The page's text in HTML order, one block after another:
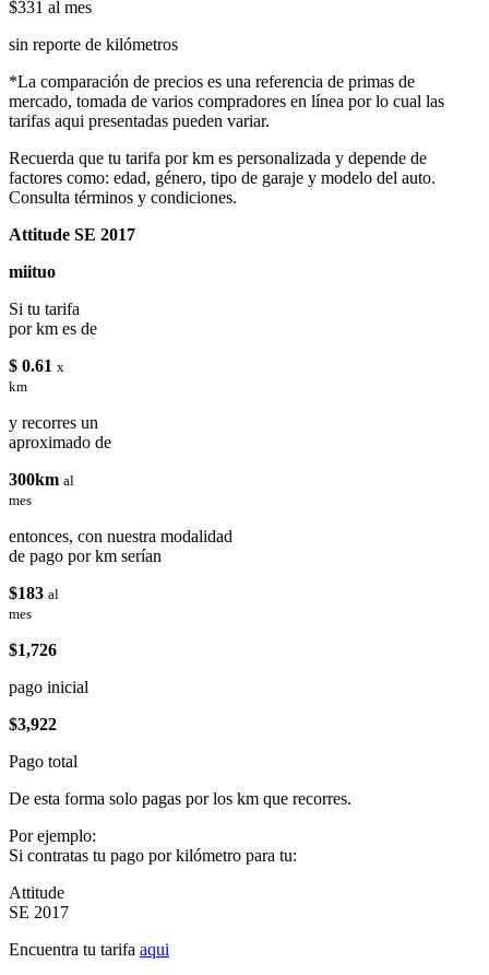
$331 al mes
sin reporte de kilómetros
*La comparación de precios es una referencia de primas de
mercado, tomada de varios compradores en línea por lo cual las
tarifas aqui presentadas pueden variar.
Recuerda que tu tarifa por km es personalizada y depende de
factores como: edad, género, tipo de garaje y modelo del auto.
Consulta términos y condiciones.
Attitude SE 2017
miituo
Si tu tarifa
por km es de
$ 0.61 x
km
y recorres un
aproximado de
300km al
mes
entonces, con nuestra modalidad
de pago por km serían
$183 al
mes
$1,726
pago inicial
$3,922
Pago total
De esta forma solo pagas por los km que recorres.
Por ejemplo:
Si contratas tu pago por kilómetro para tu:
Attitude
SE 2017
Encuentra tu tarifa aqui